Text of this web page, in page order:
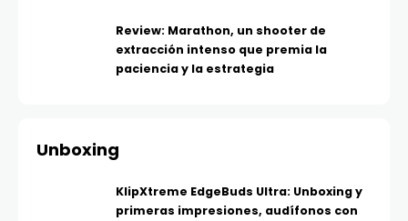
Review: Marathon, un shooter de
extracción intenso que premia la
paciencia y la estrategia
Unboxing
KlipXtreme EdgeBuds Ultra: Unboxing y
primeras impresiones, audífonos con